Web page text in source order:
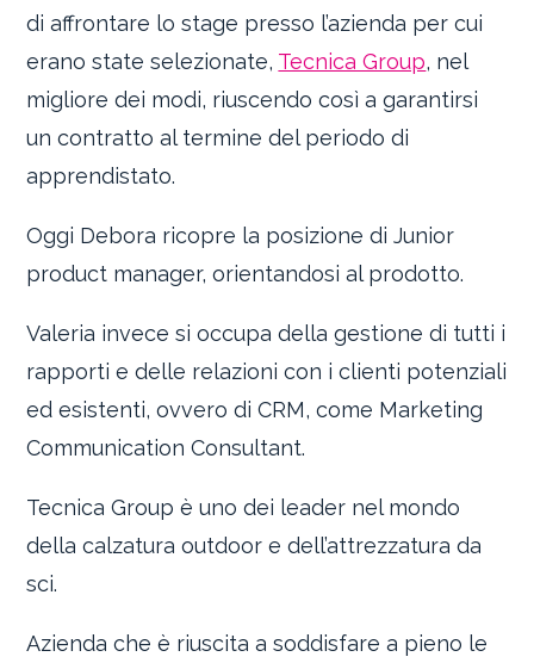
di affrontare lo stage presso l’azienda per cui
erano state selezionate, Tecnica Group, nel
migliore dei modi, riuscendo così a garantirsi
un contratto al termine del periodo di
apprendistato.
Oggi Debora ricopre la posizione di Junior
product manager, orientandosi al prodotto.
Valeria invece si occupa della gestione di tutti i
rapporti e delle relazioni con i clienti potenziali
ed esistenti, ovvero di CRM, come Marketing
Communication Consultant.
Tecnica Group è uno dei leader nel mondo
della calzatura outdoor e dell’attrezzatura da
sci.
Azienda che è riuscita a soddisfare a pieno le